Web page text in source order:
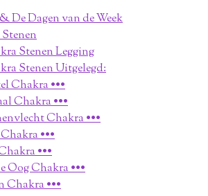
De Dagen van de Week
Stenen Legging
Stenen Uitgelegd:
Chakra •••
Chakra •••
Chakra •••
•••
•••
Oog Chakra •••
Chakra •••